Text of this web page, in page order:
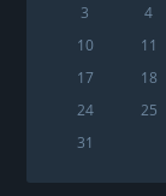
3
4
10
11
17
18
24
25
31